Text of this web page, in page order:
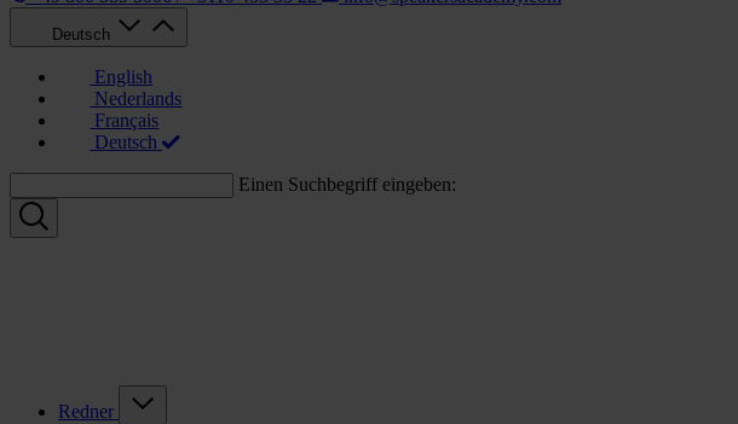
Deutsch
English
Nederlands
Français
Deutsch
Einen Suchbegriff eingeben:
Redner